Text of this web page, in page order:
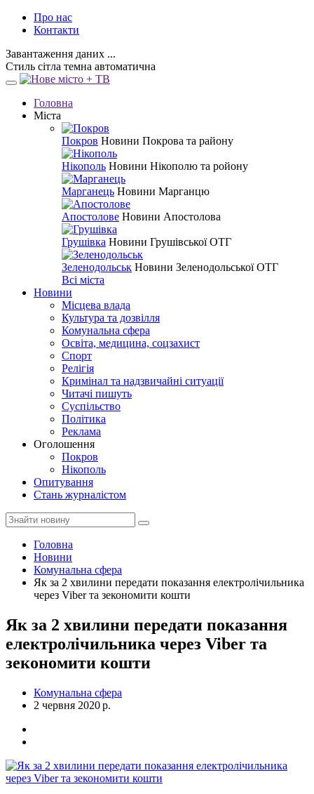
Про нас
Контакти
Завантаження даних ...
Стиль сітла темна автоматична
Головна
Міста
Покров Новини Покрова та району
Нікополь Новини Нікополю та ройону
Марганець Новини Марганцю
Апостолове Новини Апостолова
Грушівка Новини Грушівської ОТГ
Зеленодольськ Новини Зеленодольської ОТГ
Всі міста
Новини
Місцева влада
Культура та дозвілля
Комунальна сфера
Освіта, медицина, соцзахист
Спорт
Релігія
Кримінал та надзвичайні ситуації
Читачі пишуть
Суспільство
Політика
Реклама
Оголошення
Покров
Нікополь
Опитування
Стань журналістом
Головна
Новини
Комунальна сфера
Як за 2 хвилини передати показання електролічильника
через Viber та зекономити кошти
Як за 2 хвилини передати показання
електролічильника через Viber та
зекономити кошти
Комунальна сфера
2 червня 2020 р.